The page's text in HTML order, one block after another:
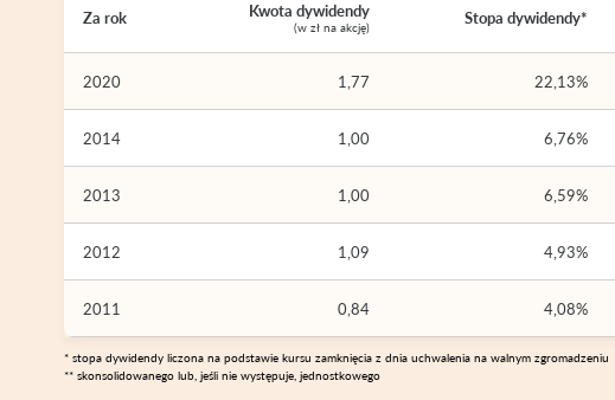
Za rok Kwota dywidendy
(w zł na akcję) Stopa dywidendy*
2020 1,77 22,13%
2014 1,00 6,76%
2013 1,00 6,59%
2012 1,09 4,93%
2011 0,84 4,08%
* stopa dywidendy liczona na podstawie kursu zamknięcia z dnia uchwalenia na walnym zgromadzeniu
** skonsolidowanego lub, jeśli nie występuje, jednostkowego